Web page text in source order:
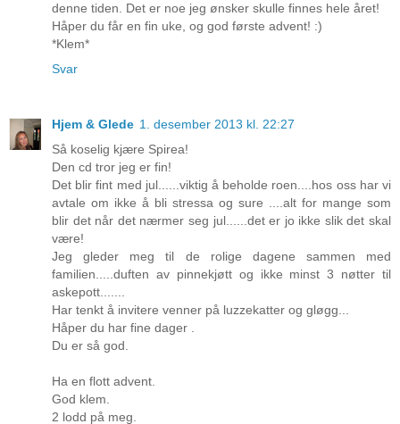
denne tiden. Det er noe jeg ønsker skulle finnes hele året!
Håper du får en fin uke, og god første advent! :)
*Klem*
Svar
Hjem & Glede 1. desember 2013 kl. 22:27
Så koselig kjære Spirea!
Den cd tror jeg er fin!
Det blir fint med jul......viktig å beholde roen....hos oss har vi
avtale om ikke å bli stressa og sure ....alt for mange som
blir det når det nærmer seg jul......det er jo ikke slik det skal
være!
Jeg gleder meg til de rolige dagene sammen med
familien.....duften av pinnekjøtt og ikke minst 3 nøtter til
askepott.......
Har tenkt å invitere venner på luzzekatter og gløgg...
Håper du har fine dager .
Du er så god.
Ha en flott advent.
God klem.
2 lodd på meg.